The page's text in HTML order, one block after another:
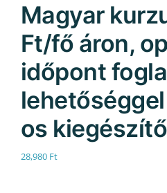
Magyar
Ft/fő áron,
időpont
os
28,980 Ft